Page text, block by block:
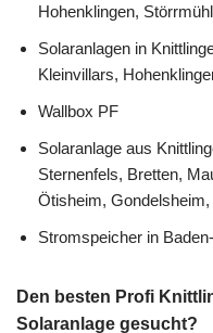
Hohenklingen,
Solaranlagen in
Kleinvillars,
Wallbox PF
Solaranlage aus
Sternenfels, Bretten,
Ötisheim,
Stromspeicher in
Den besten Profi
Solaranlage gesucht?